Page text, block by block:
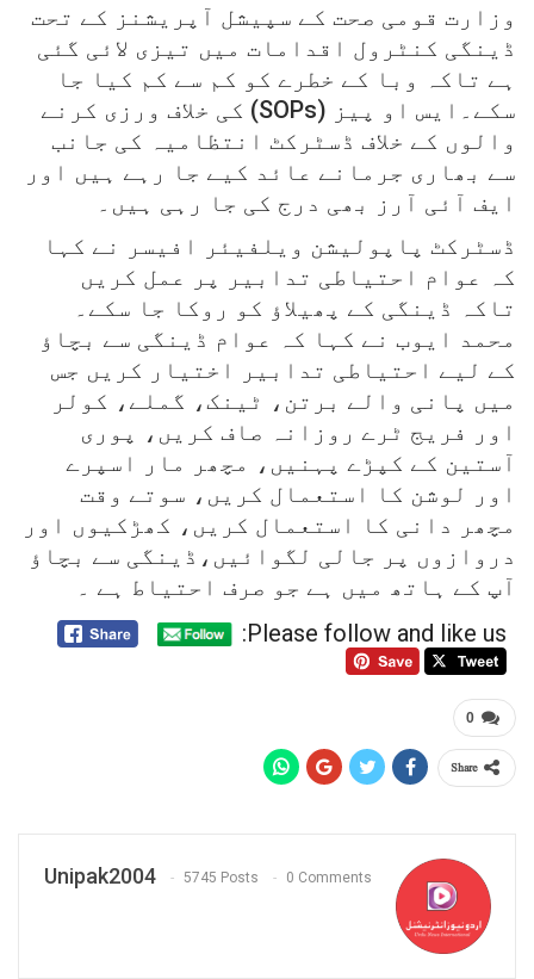
وزارت قومی صحت کے سپیشل آپریشنز کے تحت
ڈینگی کنٹرول اقدامات میں تیزی لائی گئی
ہے تاکہ وبا کے خطرے کو کم سے کم کیا جا
سکے۔ایس او پیز (SOPs) کی خلاف ورزی کرنے
والوں کے خلاف ڈسٹرکٹ انتظامیہ کی جانب
سے بھاری جرمانے عائد کیے جا رہے ہیں اور
ایف آئی آرز بھی درج کی جا رہی ہیں۔
ڈسٹرکٹ پاپولیشن ویلفیئر افیسر نے کہا
کہ عوام احتیاطی تدابیر پر عمل کریں
تاکہ ڈینگی کے پھیلاؤ کو روکا جا سکے۔
محمد ایوب نے کہا کہ عوام ڈینگی سے بچاؤ
کے لیے احتیاطی تدابیر اختیار کریں جس
میں پانی والے برتن، ٹینک، گملے، کولر
اور فریج ٹرے روزانہ صاف کریں، پوری
آستین کے کپڑے پہنیں، مچھر مار اسپرے
اور لوشن کا استعمال کریں، سوتے وقت
مچھر دانی کا استعمال کریں، کھڑکیوں اور
دروازوں پر جالی لگوائیں،ڈینگی سے بچاؤ
آپ کے ہاتھ میں ہے جو صرف احتیاط ہے ۔
Please follow and like us:
0
Share
Unipak2004 5745 Posts 0 Comments